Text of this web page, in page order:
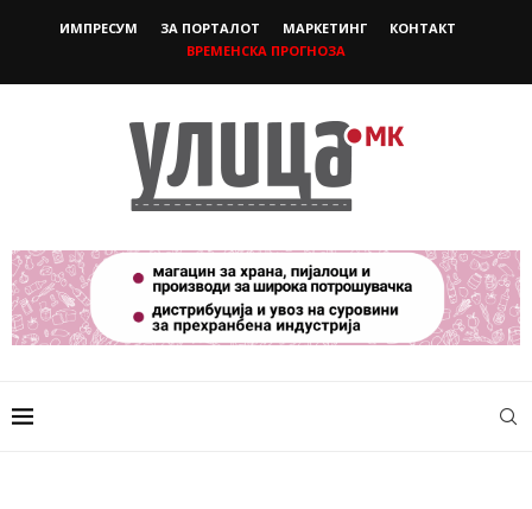
ИМПРЕСУМ ЗА ПОРТАЛОТ МАРКЕТИНГ
КОНТАКТ
ВРЕМЕНСКА ПРОГНОЗА